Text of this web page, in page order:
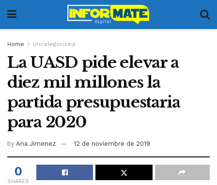
Home Uncategorized
La UASD pide elevar a
diez mil millones la
partida presupuestaria
para 2020
by Ana Jimenez 12 de noviembre de 2019
0
SHARES